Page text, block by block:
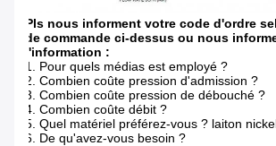
Pls nous informent votre code d'ordre
de commande ci-dessus ou nous
l'information :
1. Pour quels médias est employé ?
2. Combien coûte pression d'admission ?
3. Combien coûte pression de débouché ?
4. Combien coûte débit ?
5. Quel matériel préférez-vous ? laiton
6. De qu'avez-vous besoin ?